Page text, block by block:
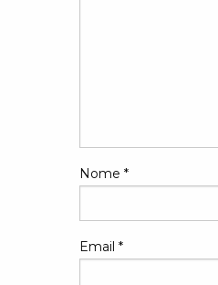
Nome *
Email *